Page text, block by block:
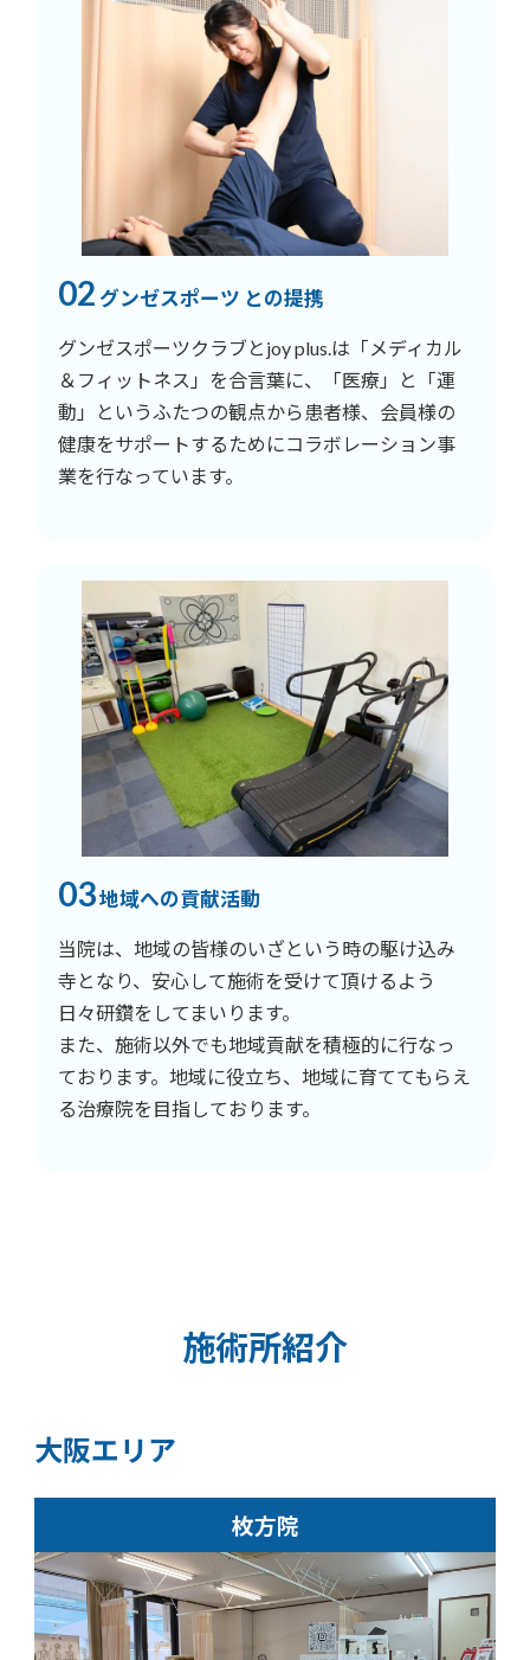
02 グンゼスポーツ との提携
グンゼスポーツクラブとjoy plus.は「メディカル
＆フィットネス」を合言葉に、「医療」と「運
動」というふたつの観点から患者様、会員様の
健康をサポートするためにコラボレーション事
業を行なっています。
03地域への貢献活動
当院は、地域の皆様のいざという時の駆け込み
寺となり、安心して施術を受けて頂けるよう
日々研鑽をしてまいります。
また、施術以外でも地域貢献を積極的に行なっ
ております。地域に役立ち、地域に育ててもらえ
る治療院を目指しております。
施術所紹介
大阪エリア
枚方院